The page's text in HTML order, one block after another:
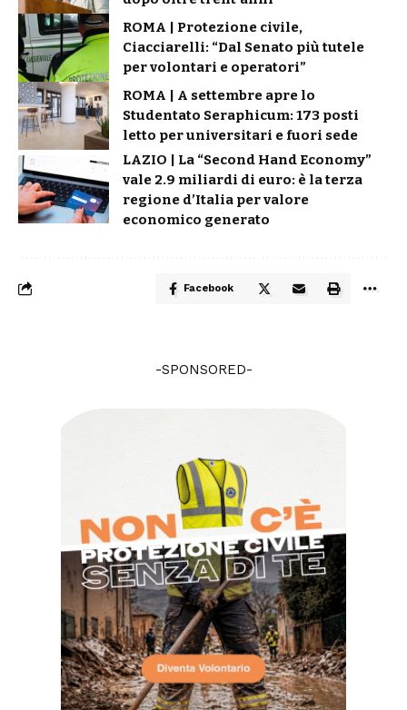
ROMA | Protezione civile,
Ciacciarelli: “Dal Senato più tutele
per volontari e operatori”
ROMA | A settembre apre lo
Studentato Seraphicum: 173 posti
letto per universitari e fuori sede
LAZIO | La “Second Hand Economy”
vale 2.9 miliardi di euro: è la terza
regione d’Italia per valore
economico generato
Facebook
-SPONSORED-